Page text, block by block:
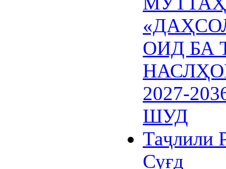
ОИД БА
2027-
ШУД
Таҷлили
Суғд